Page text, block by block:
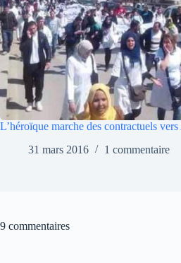
L’héroïque marche des contractuels
31 mars 2016
1 commentaire
9 commentaires